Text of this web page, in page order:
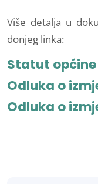
Više detalja u
donjeg linka:
Statut
Odluka o
Odluka o